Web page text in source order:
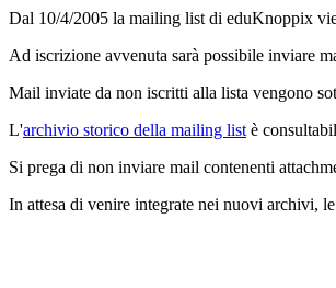
Dal 10/4/2005 la mailing list di eduKnoppix
Ad iscrizione avvenuta sarà possibile inviare
Mail inviate da non iscritti alla lista vengono
L'archivio storico della mailing list è
Si prega di non inviare mail contenenti
In attesa di venire integrate nei nuovi archivi,